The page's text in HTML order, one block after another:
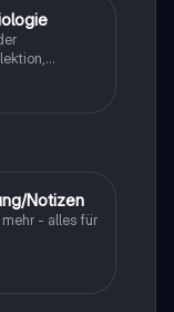
wie
Notizen
- alles für